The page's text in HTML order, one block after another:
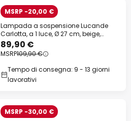
MSRP -20,00 €
Lampada a sospensione Lucande
Carlotta, a 1 luce, Ø 27 cm, beige,
cemento
89,90 €
MSRP109,90 €
Tempo di consegna: 9 - 13 giorni
lavorativi
MSRP -30,00 €